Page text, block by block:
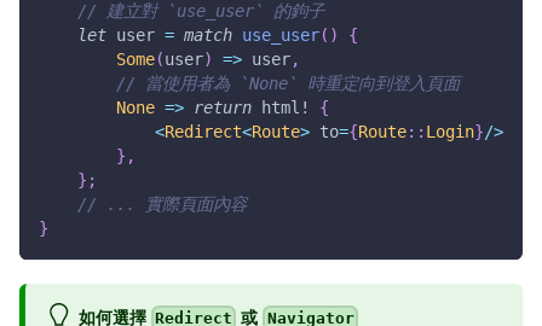
// 建立對 `use_user` 的鉤子
let user = match use_user( )
{
Some(user) => user,
// 當使用者為 `None` 時重定向到登入頁面
None => return html!
{
<Redirect<Route> to={Route:: Login}/>
} ,
} ;
// ... 實際頁面內容
}
如何選擇 Redirect 或 Navigator